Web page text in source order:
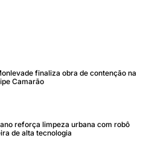
finaliza obra de contenção na
Camarão
reforça limpeza urbana com robô
de alta tecnologia